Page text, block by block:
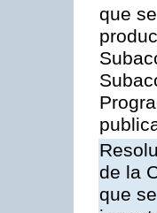
que
de la
que